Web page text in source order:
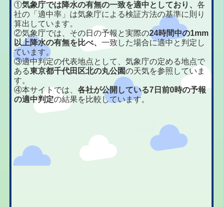
①気象庁では降水の有無の一致を適中としており、各
社の「適中率」は気象庁による検証方法の基準に則り
算出しています。
②気象庁では、その日の予報と実際の24時間中の1mm
以上降水の有無を比べ、一致した場合に適中と判定し
ています。
③適中判定の代表地点として、気象庁の定める地点で
ある東京都千代田区北の丸公園の天気を参照していま
す。
④本サイトでは、各社が公開している7日前0時の予報
の適中判定の結果を比較しています。